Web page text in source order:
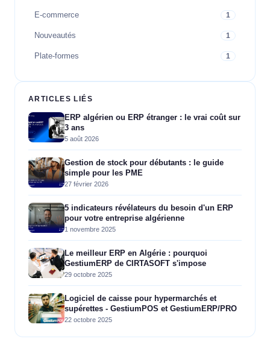
E-commerce 1
Nouveautés 1
Plate-formes 1
ARTICLES LIÉS
ERP algérien ou ERP étranger : le vrai coût sur
3 ans
5 août 2026
Gestion de stock pour débutants : le guide
simple pour les PME
27 février 2026
5 indicateurs révélateurs du besoin d'un ERP
pour votre entreprise algérienne
1 novembre 2025
Le meilleur ERP en Algérie : pourquoi
GestiumERP de CIRTASOFT s'impose
29 octobre 2025
Logiciel de caisse pour hypermarchés et
supérettes - GestiumPOS et GestiumERP/PRO
22 octobre 2025